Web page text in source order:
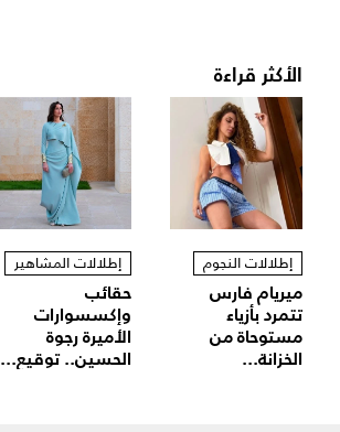
الأكثر قراءة
إطلالات النجوم
ميريام فارس
تتمرد بأزياء
مستوحاة من
الخزانة...
إطلالات المشاهير
حقائب
وإكسسوارات
الأميرة رجوة
الحسين.. توقيع...